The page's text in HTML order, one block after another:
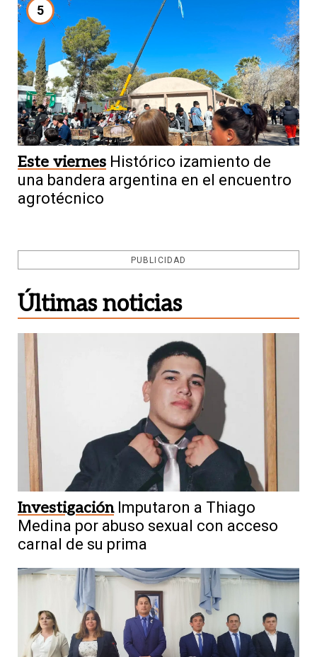
5
Este viernes Histórico izamiento de
una bandera argentina en el encuentro
agrotécnico
PUBLICIDAD
Últimas noticias
Investigación Imputaron a Thiago
Medina por abuso sexual con acceso
carnal de su prima